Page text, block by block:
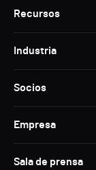
Recursos
Industria
Socios
Empresa
Sala de prensa